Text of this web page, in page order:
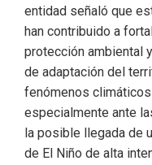
entidad señaló que
han contribuido a
protección ambiental
de adaptación del
fenómenos
especialmente ante
la posible llegada de
de El Niño de alta